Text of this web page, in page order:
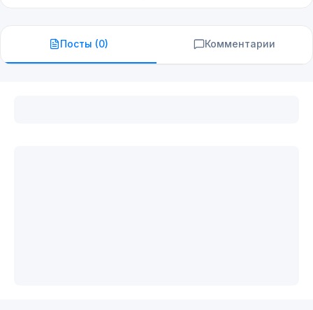
Посты (0) Комментарии